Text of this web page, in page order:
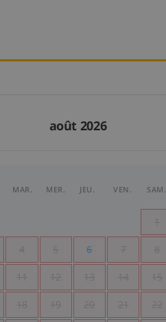
août 2026
MAR. MER. JEU. VEN. SAM.
1
4 5 6 7 8
11 12 13 14 15
18 19 20 21 22